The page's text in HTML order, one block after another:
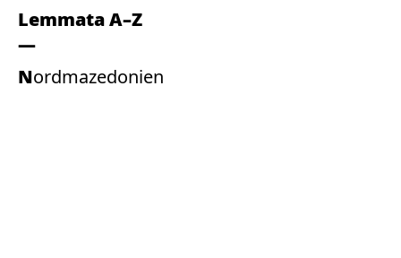
Lemmata A–Z
Nordmazedonien